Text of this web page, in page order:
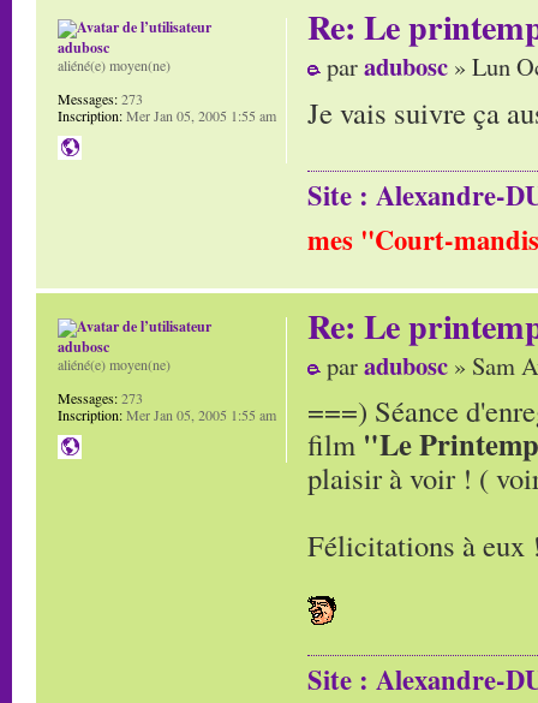
Re: Le
paradubosc » Lun
Je vais suivre ça
Site : Alexandre-
mes "Court-
adubosc
aliéné(e) moyen(ne)
Messages:273
Inscription:Mer Jan 05, 2005 1:55 am
Re: Le
paradubosc » Sam
===) Séance
film "Le
plaisir à voir ! (
Félicitations à eux
Site : Alexandre-
adubosc
aliéné(e) moyen(ne)
Messages:273
Inscription:Mer Jan 05, 2005 1:55 am